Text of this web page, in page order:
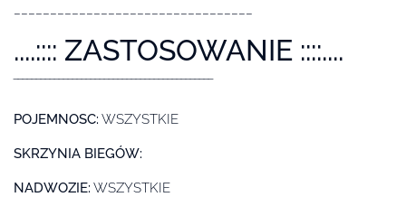
....:::: ZASTOSOWANIE ::::....
‾‾‾‾‾‾‾‾‾‾‾‾‾‾‾‾‾‾‾‾‾‾‾‾‾‾‾‾‾‾‾‾‾‾‾‾‾‾‾‾‾‾‾‾
POJEMNOSC: WSZYSTKIE
SKRZYNIA BIEGÓW:
NADWOZIE: WSZYSTKIE